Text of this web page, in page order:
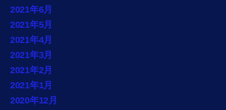
2021年6月
2021年5月
2021年4月
2021年3月
2021年2月
2021年1月
2020年12月